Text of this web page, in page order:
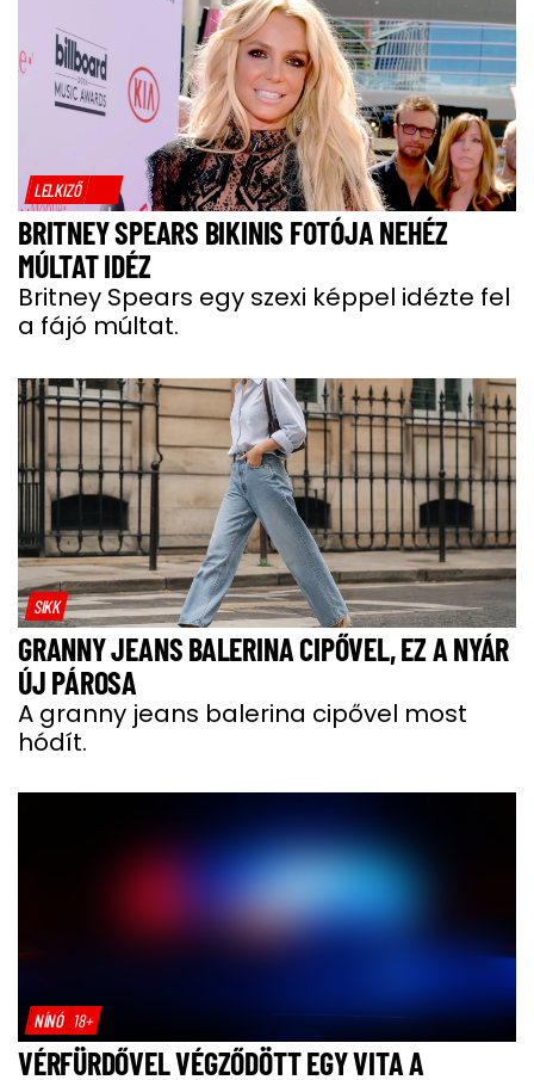
LELKIZŐ
BRITNEY SPEARS BIKINIS FOTÓJA NEHÉZ
MÚLTAT IDÉZ
Britney Spears egy szexi képpel idézte fel
a fájó múltat.
SIKK
GRANNY JEANS BALERINA CIPŐVEL, EZ A NYÁR
ÚJ PÁROSA
A granny jeans balerina cipővel most
hódít.
NÍNÓ 18+
VÉRFÜRDŐVEL VÉGZŐDÖTT EGY VITA A